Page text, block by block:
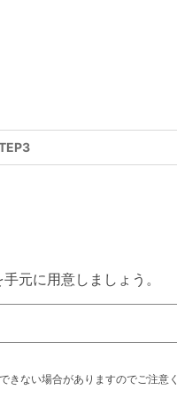
3
元に用意しましょう。
きない場合がありますのでご注意く